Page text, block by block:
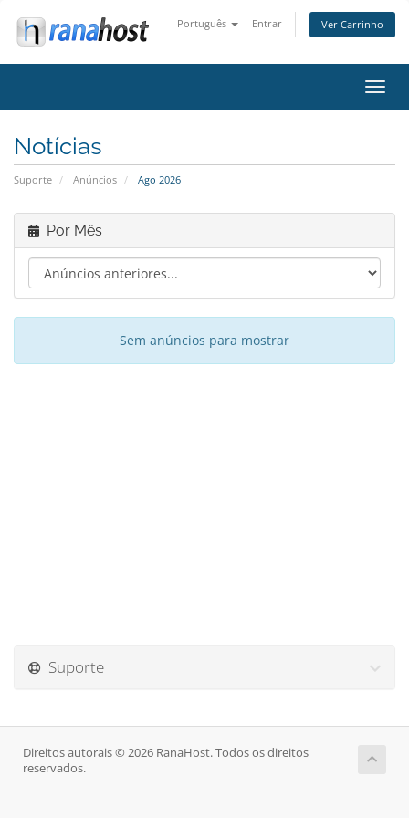
Português Entrar Ver Carrinho
Notícias
Suporte Anúncios Ago 2026
Por Mês
Sem anúncios para mostrar
Suporte
Direitos autorais © 2026 RanaHost. Todos os direitos
reservados.